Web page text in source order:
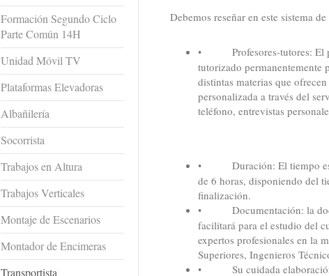
Formación Segundo Ciclo
Parte Común 14H
Unidad Móvil TV
Plataformas Elevadoras
Albañilería
Socorrista
Trabajos en Altura
Trabajos Verticales
Montaje de Escenarios
Montador de Encimeras
Transportista
Debemos reseñar en este sistema de
• Profesores-tutores: El
tutorizado permanentemente
distintas materias que
personalizada a través del
teléfono, entrevistas
• Duración: El tiempo
de 6 horas, disponiendo del
finalización.
• Documentación: la
facilitará para el estudio del
expertos profesionales en la
Superiores, Ingenieros
•
Su cuidada